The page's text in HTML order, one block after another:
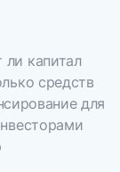
ли капитал
средств
для